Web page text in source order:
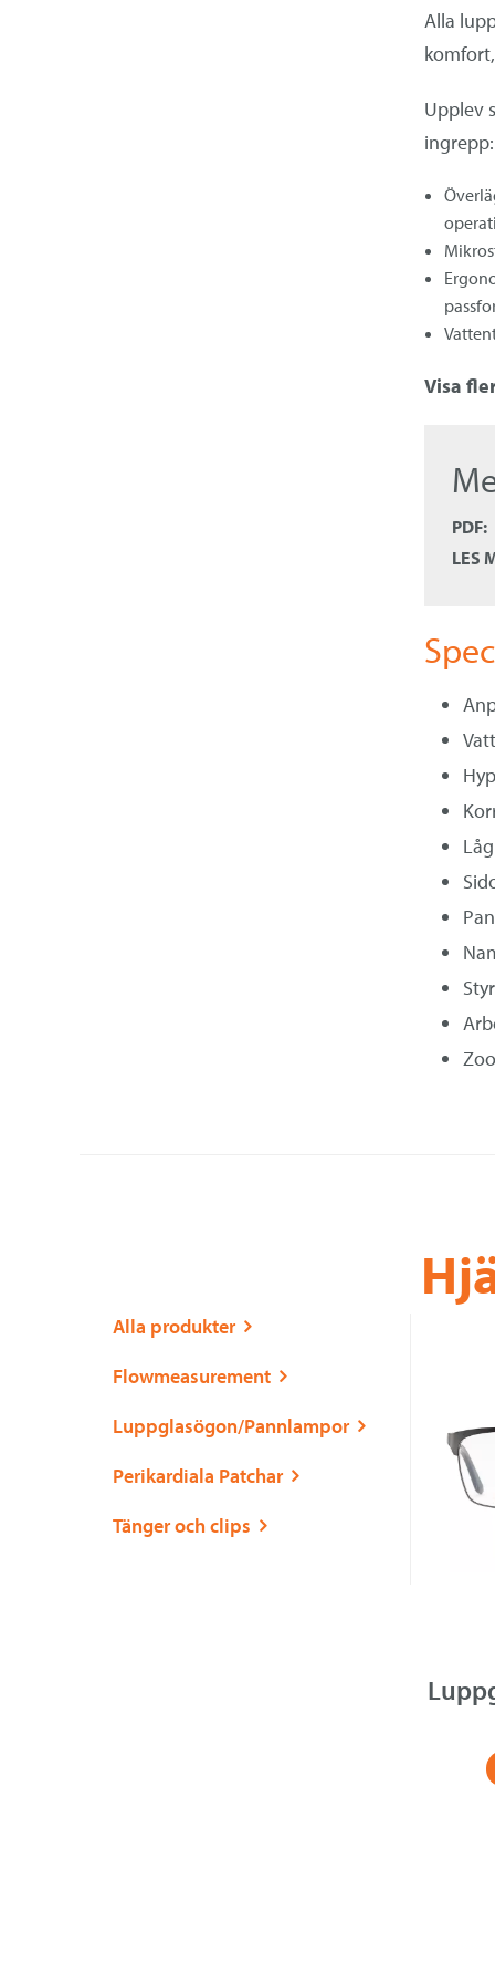
Alla
Upplev
ingrepp:
Visa
PDF:
LES
Alla produkter
Flowmeasurement
Luppglasögon/Pannlampor
Perikardiala Patchar
Tänger och clips